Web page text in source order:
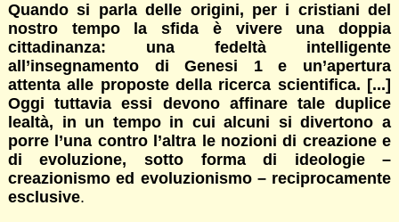
Quando si parla delle origini, per i cristiani del
nostro tempo la sfida è vivere una doppia
cittadinanza: una fedeltà intelligente
all’insegnamento di Genesi 1 e un’apertura
attenta alle proposte della ricerca scientifica. [...]
Oggi tuttavia essi devono affinare tale duplice
lealtà, in un tempo in cui alcuni si divertono a
porre l’una contro l’altra le nozioni di creazione e
di evoluzione, sotto forma di ideologie –
creazionismo ed evoluzionismo – reciprocamente
esclusive.